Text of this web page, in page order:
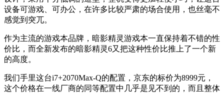
设备可游戏、可办公，在许多比较严肃的场合使用，也丝毫不
感觉到突兀。
作为主流的游戏本品牌，暗影精灵游戏本一直保持着不错的性
价比，而全新发布的暗影精灵6又把这种性价比推上了一个新
的高度。
我们手里这台i7+2070Max-Q的配置，京东的标价为8999元，
这个价格在一线厂商的同等配置中几乎是见不到的，而且整体